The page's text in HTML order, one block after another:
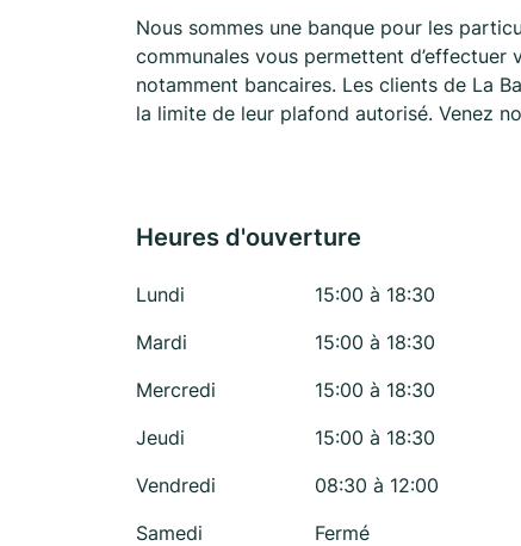
Nous sommes une banque pour les
communales vous permettent d’effectuer
notamment bancaires. Les clients de La
la limite de leur plafond autorisé. Venez
Heures d'ouverture
Lundi
15:00 à 18:30
Mardi
15:00 à 18:30
Mercredi
15:00 à 18:30
Jeudi
15:00 à 18:30
Vendredi
08:30 à 12:00
Samedi
Fermé